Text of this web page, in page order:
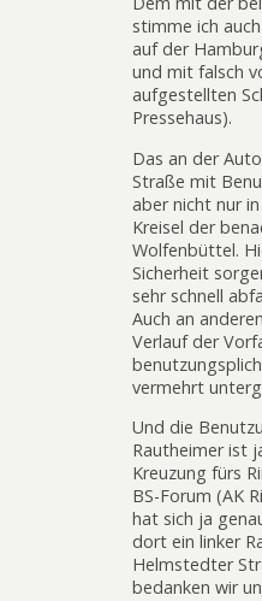
stimme ich
auf der
und mit falsch
aufgestellten
Pressehaus).
Das an der
Straße mit
aber nicht nur
Kreisel der
Wolfenbüttel.
Sicherheit
sehr schnell
Auch an
Verlauf der
vermehrt
Und die
Rautheimer ist
Kreuzung fürs
BS-Forum (AK
hat sich ja
dort ein linker
Helmstedter
bedanken wir